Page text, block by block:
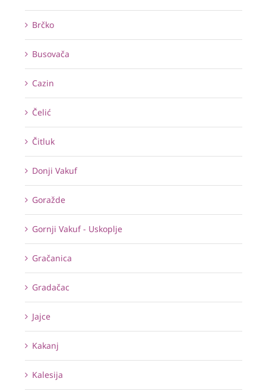
Brčko
Busovača
Cazin
Čelić
Čitluk
Donji Vakuf
Goražde
Gornji Vakuf - Uskoplje
Gračanica
Gradačac
Jajce
Kakanj
Kalesija